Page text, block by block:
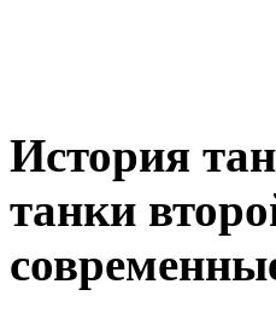
История
танки